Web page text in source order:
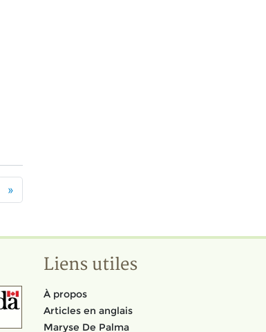
»
Liens utiles
À propos
Articles en anglais
Maryse De Palma